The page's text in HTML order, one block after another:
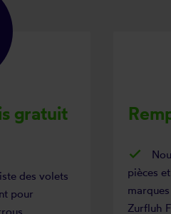
gratuit
des volets
pour
pièces
Zurfluh